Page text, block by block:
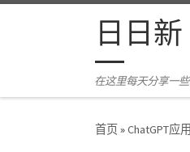
Skip to content日日新
在这里每天分享一
首页»ChatGPT应用